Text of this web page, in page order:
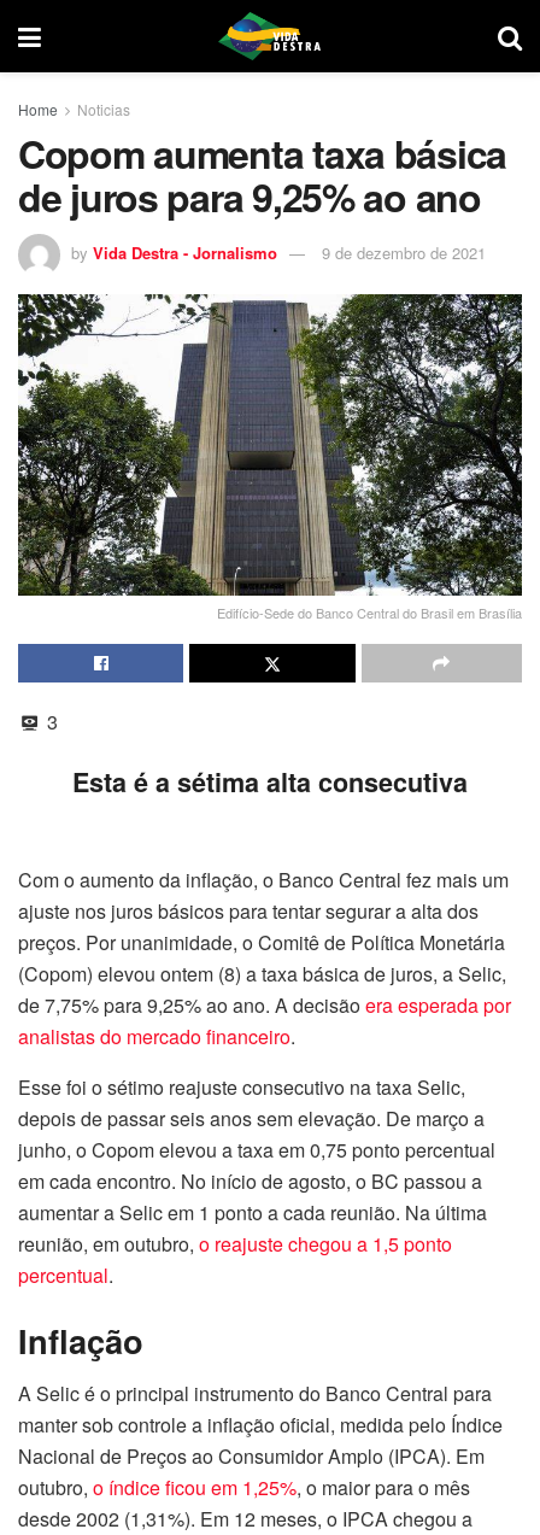
Home Noticias
Copom aumenta taxa básica
de juros para 9,25% ao ano
by Vida Destra - Jornalismo 9 de dezembro de 2021
Edifício-Sede do Banco Central do Brasil em Brasília
3
Esta é a sétima alta consecutiva
Com o aumento da inflação, o Banco Central fez mais um
ajuste nos juros básicos para tentar segurar a alta dos
preços. Por unanimidade, o Comitê de Política Monetária
(Copom) elevou ontem (8) a taxa básica de juros, a Selic,
de 7,75% para 9,25% ao ano. A decisãoera esperada por
analistas do mercado financeiro.
Esse foi o sétimo reajuste consecutivo na taxa Selic,
depois de passar seis anos sem elevação. De março a
junho, o Copom elevou a taxa em 0,75 ponto percentual
em cada encontro. No início de agosto, o BC passou a
aumentar a Selic em 1 ponto a cada reunião. Na última
reunião, em outubro, o reajuste chegou a 1,5 ponto
percentual.
Inflação
A Selic é o principal instrumento do Banco Central para
manter sob controle a inflação oficial, medida pelo Índice
Nacional de Preços ao Consumidor Amplo (IPCA). Em
outubro, o índice ficou em 1,25%, o maior para o mês
desde 2002 (1,31%). Em 12 meses, o IPCA chegou a